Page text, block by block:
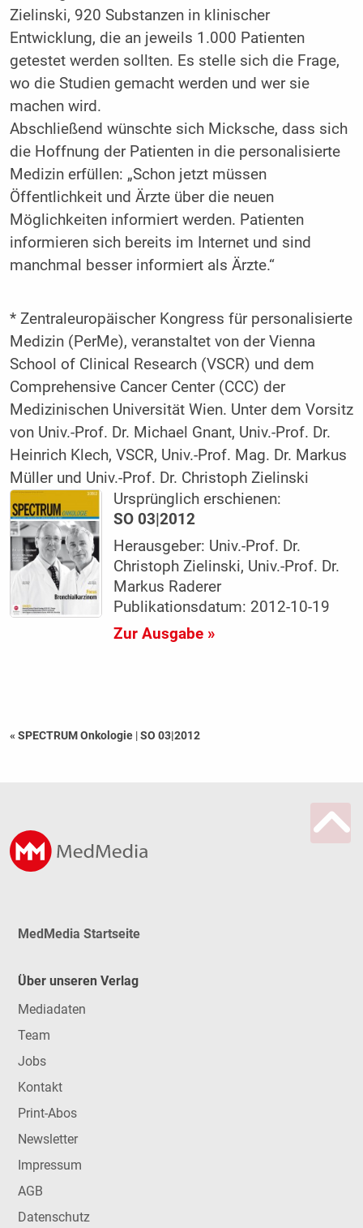
Zielinski, 920 Substanzen in klinischer
Entwicklung, die an jeweils 1.000 Patienten
getestet werden sollten. Es stelle sich die Frage,
wo die Studien gemacht werden und wer sie
machen wird.
Abschließend wünschte sich Micksche, dass sich
die Hoffnung der Patienten in die personalisierte
Medizin erfüllen: „Schon jetzt müssen
Öffentlichkeit und Ärzte über die neuen
Möglichkeiten informiert werden. Patienten
informieren sich bereits im Internet und sind
manchmal besser informiert als Ärzte.“
*Zentraleuropäischer Kongress für personalisierte
Medizin (PerMe), veranstaltet von der Vienna
School of Clinical Research (VSCR) und dem
Comprehensive Cancer Center (CCC) der
Medizinischen Universität Wien. Unter dem Vorsitz
von Univ.-Prof. Dr. Michael Gnant, Univ.-Prof. Dr.
Heinrich Klech, VSCR, Univ.-Prof. Mag. Dr. Markus
Müller und Univ.-Prof. Dr. Christoph Zielinski
Ursprünglich erschienen:
SO 03|2012
Herausgeber: Univ.-Prof. Dr.
Christoph Zielinski, Univ.-Prof. Dr.
Markus Raderer
Publikationsdatum: 2012-10-19
Zur Ausgabe »
« SPECTRUM Onkologie |SO 03|2012
MedMedia Startseite
Über unseren Verlag
Mediadaten
Team
Jobs
Kontakt
Print-Abos
Newsletter
Impressum
AGB
Datenschutz